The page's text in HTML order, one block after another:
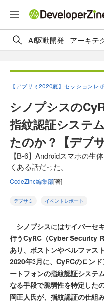
AI駆動開発 アーキテ
【デブサミ2020夏】セッションレ
シノプシスの
指紋認証システ
たのか？【デブ
【B-6】Androidスマホの生
くある話だった。
CodeZine編集部[著]
デブサミ イベントレポート
シノプシスにはサイバーセ
行うCyRC（Cyber Security
あり、ボストンやベルファス
2020年3月に、CyRCのロン
ートフォンの指紋認証システ
なる手段で脆弱性を特定した
岡正人氏が、指紋認証の仕組